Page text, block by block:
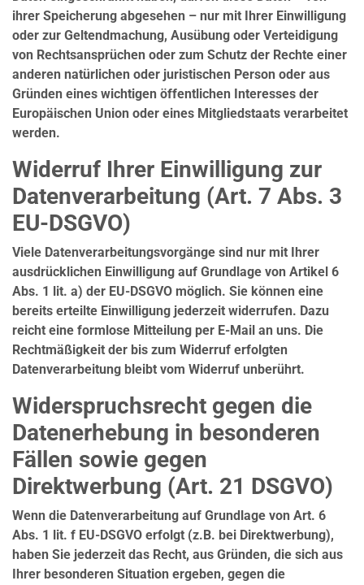
ihrer Speicherung abgesehen – nur mit Ihrer Einwilligung
oder zur Geltendmachung, Ausübung oder Verteidigung
von Rechtsansprüchen oder zum Schutz der Rechte einer
anderen natürlichen oder juristischen Person oder aus
Gründen eines wichtigen öffentlichen Interesses der
Europäischen Union oder eines Mitgliedstaats verarbeitet
werden.
Widerruf Ihrer Einwilligung zur
Datenverarbeitung (Art. 7 Abs. 3
EU-DSGVO)
Viele Datenverarbeitungsvorgänge sind nur mit Ihrer
ausdrücklichen Einwilligung auf Grundlage von Artikel 6
Abs. 1 lit. a) der EU-DSGVO möglich. Sie können eine
bereits erteilte Einwilligung jederzeit widerrufen. Dazu
reicht eine formlose Mitteilung per E-Mail an uns. Die
Rechtmäßigkeit der bis zum Widerruf erfolgten
Datenverarbeitung bleibt vom Widerruf unberührt.
Widerspruchsrecht gegen die
Datenerhebung in besonderen
Fällen sowie gegen
Direktwerbung (Art. 21 DSGVO)
Wenn die Datenverarbeitung auf Grundlage von Art. 6
Abs. 1 lit. f EU-DSGVO erfolgt (z.B. bei Direktwerbung),
haben Sie jederzeit das Recht, aus Gründen, die sich aus
Ihrer besonderen Situation ergeben, gegen die